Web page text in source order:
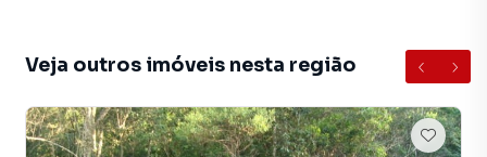
Independência, em Petrópolis. Não encontrou o que
procurava ou deseja mais informações sobre Terreno em
Veja outros imóveis nesta região